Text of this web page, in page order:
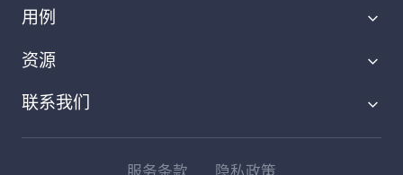
IP范围API
隐私检测API
IP到公司API
IP域名查询API
IP地理位置数据库
滥用联系数据库
隐私检测数据库
IP到公司数据库
用例
广告技术
金融技术
网络安全
资源
知识库
帮助中心
联系我们
support@ip.cc